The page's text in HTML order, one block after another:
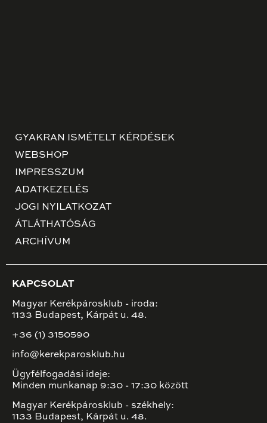
GYAKRAN ISMÉTELT KÉRDÉSEK
WEBSHOP
IMPRESSZUM
ADATKEZELÉS
JOGI NYILATKOZAT
ÁTLÁTHATÓSÁG
ARCHÍVUM
KAPCSOLAT
Magyar Kerékpárosklub - iroda:
1133 Budapest, Kárpát u. 48.
+36 (1) 3150590
info@kerekparosklub.hu
Ügyfélfogadási ideje:
Minden munkanap 9:30 - 17:30 között
Magyar Kerékpárosklub - székhely:
1133 Budapest, Kárpát u. 48.